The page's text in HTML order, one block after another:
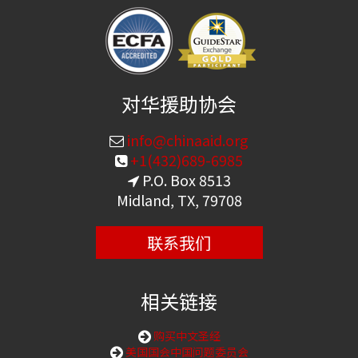
对华援助协会
info@chinaaid.org
+1(432)689-6985
P.O. Box 8513
Midland, TX, 79708
联系我们
相关链接
购买中文圣经
美国国会中国问题委员会